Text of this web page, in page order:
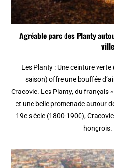
Agréable parc des Planty
Les Planty : Une ceinture
saison) offre une bouffée
Cracovie. Les Planty, du français
et une belle promenade autour
19e siècle (1800-1900),
hongrois.